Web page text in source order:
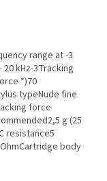
range at -3
20 kHz-3Tracking
*)70
typeNude fine
force
g (25
resistance5
body